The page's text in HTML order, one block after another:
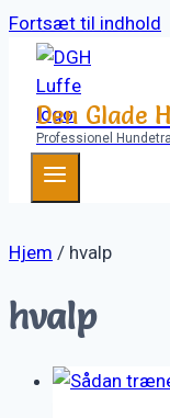
Fortsæt til indhold
Den Glade
Professionel
Hjem / hvalp
hvalp